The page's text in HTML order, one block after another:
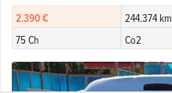
2.390 € 244.374 km
75 Ch
Co2